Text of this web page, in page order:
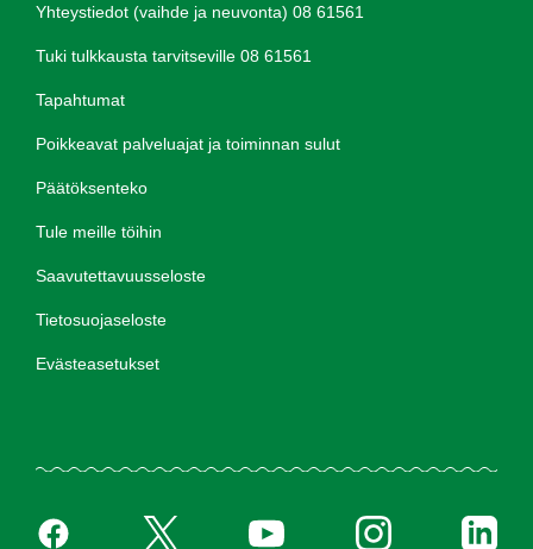
Yhteystiedot (vaihde ja neuvonta) 08 61561
Tuki tulkkausta tarvitseville 08 61561
Tapahtumat
Poikkeavat palveluajat ja toiminnan sulut
Päätöksenteko
Tule meille töihin
Saavutettavuusseloste
Tietosuojaseloste
Evästeasetukset